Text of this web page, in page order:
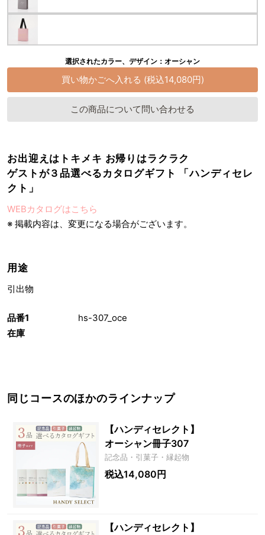
品番1
hs-307_oce
在庫
選択されたカラー、デザイン：オーシャン
この商品について問い合わせる
お出迎えはトキメキ お帰りはラクラク
ゲストが３品選べるカタログギフト 「ハンディセレ
クト」
WEBカタログはこちら
※ 掲載内容は、変更になる場合がございます。
用途
引出物
同じコースのほかのラインナップ
【ハンディセレクト】
オーシャン冊子307
記念品・引菓子・縁起物
税込14,080円
【ハンディセレクト】